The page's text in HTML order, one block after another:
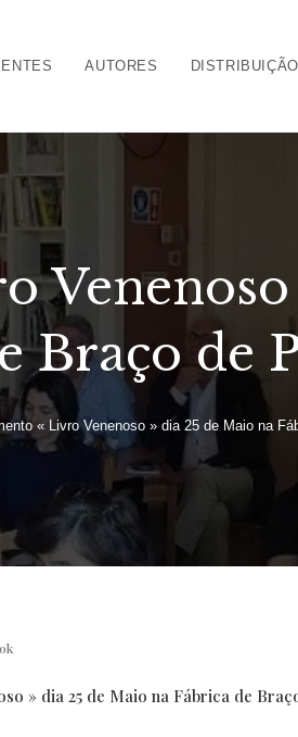
AUTORES DISTRIBUIÇÃO
Braço de
« Livro Venenoso » dia 25 de Maio na
» dia 25 de Maio na Fábrica de